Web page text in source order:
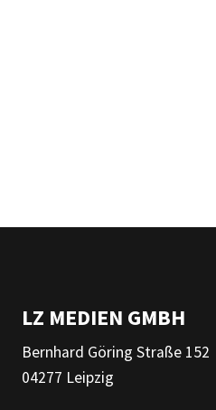
LZ MEDIEN GMBH
Bernhard Göring Straße 152
04277 Leipzig